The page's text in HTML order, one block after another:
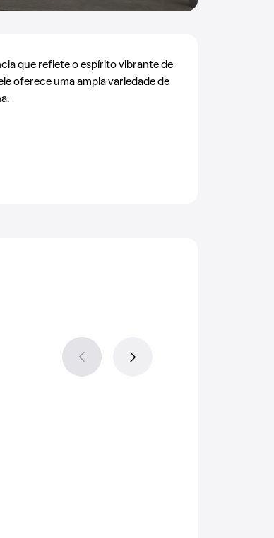
que reflete o espírito vibrante de
oferece uma ampla variedade de